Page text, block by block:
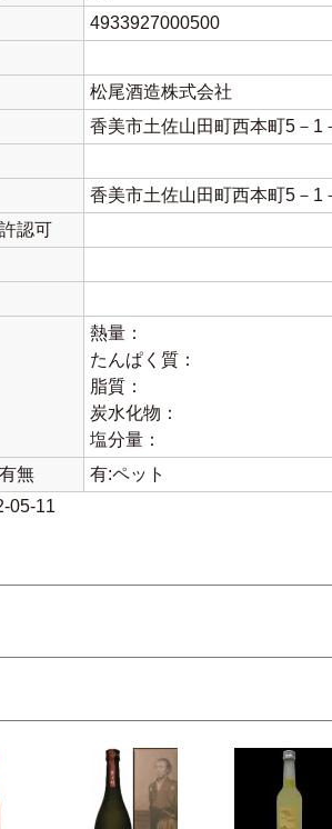
4933927000500
松尾酒造株式会社
香美市土佐山田町西本町5－1
香美市土佐山田町西本町5－1
認可
熱量：
たんぱく質：
脂質：
炭水化物：
塩分量：
無
有:ペット
05-11